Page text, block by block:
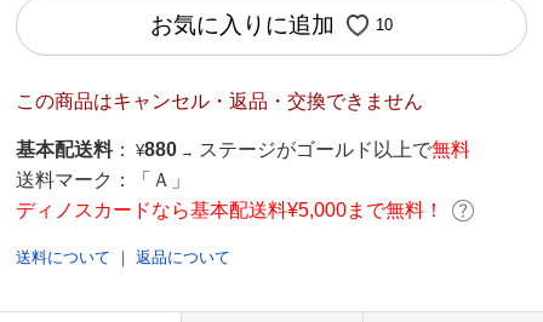
お気に入りに追加 10
この商品はキャンセル・返品・交換できません
基本配送料 ： ¥880 → ステージがゴールド以上で無料
送料マーク：
「Ａ」
ディノスカードなら基本配送料¥5,000まで無料！
送料について ｜返品について